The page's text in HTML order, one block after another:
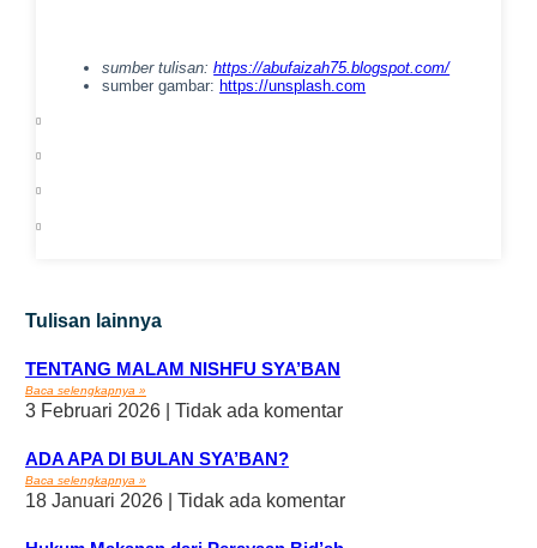
sumber tulisan:https://abufaizah75.blogspot.com/
sumber gambar:https://unsplash.com
Tulisan lainnya
TENTANG MALAM NISHFU SYA’BAN
Baca selengkapnya »
3 Februari 2026 Tidak ada komentar
ADA APA DI BULAN SYA’BAN?
Baca selengkapnya »
18 Januari 2026 Tidak ada komentar